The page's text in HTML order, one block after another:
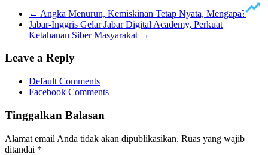
← Angka Menurun, Kemiskinan Tetap Nyata, Mengapa?
Jabar-Inggris Gelar Jabar Digital Academy, Perkuat
Ketahanan Siber Masyarakat →
Leave a Reply
Default Comments
Facebook Comments
Tinggalkan Balasan
Alamat email Anda tidak akan dipublikasikan. Ruas yang wajib
ditandai *